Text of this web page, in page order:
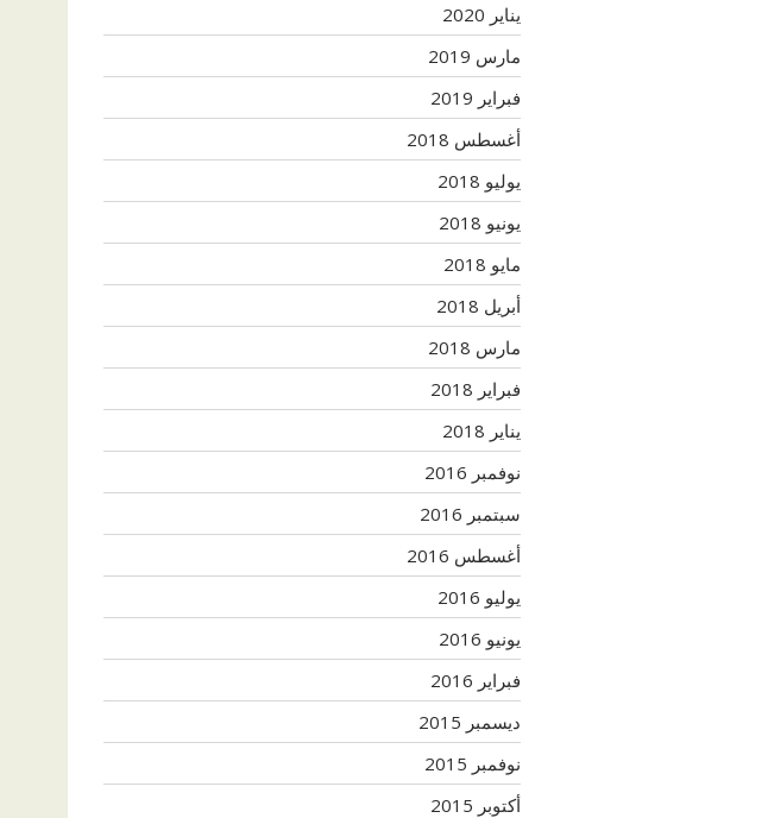
يناير 2020
مارس 2019
فبراير 2019
أغسطس 2018
يوليو 2018
يونيو 2018
مايو 2018
أبريل 2018
مارس 2018
فبراير 2018
يناير 2018
نوفمبر 2016
سبتمبر 2016
أغسطس 2016
يوليو 2016
يونيو 2016
فبراير 2016
ديسمبر 2015
نوفمبر 2015
أكتوبر 2015